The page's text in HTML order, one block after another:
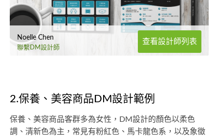
Noelle Chen
聯繫DM設計師
查看設計師列表
2.保養、美容商品DM設計範例
保養、美容商品客群多為女性，DM設計的顏色以柔色
調、清新色為主，常見有粉紅色、馬卡龍色系，以及象徵